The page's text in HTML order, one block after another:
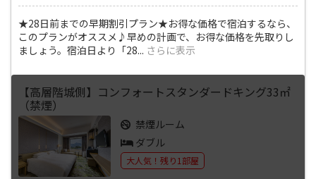
★28日前までの早期割引プラン★お得な価格で宿泊するなら、
このプランがオススメ♪早めの計画で、お得な価格を先取りし
ましょう。宿泊日より「28... さらに表示
【高層階城側】コンフォートスタンダードキング33㎡
（禁煙）
禁煙ルーム
ダブル
大人気！残り1部屋